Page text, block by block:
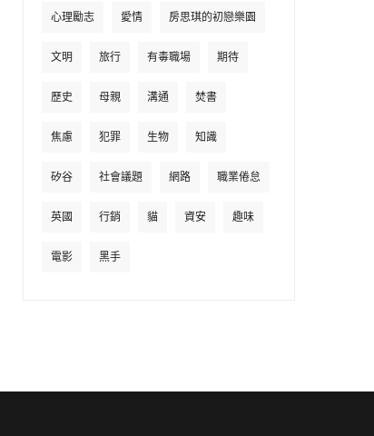
心理勵志 愛情 房思琪的初戀樂園
文明 旅行 有毒職場 期待
歷史 母親 溝通 焚書
焦慮 犯罪 生物 知識
矽谷 社會議題 網路 職業倦怠
英國 行銷 貓 資安 趣味
電影 黑手